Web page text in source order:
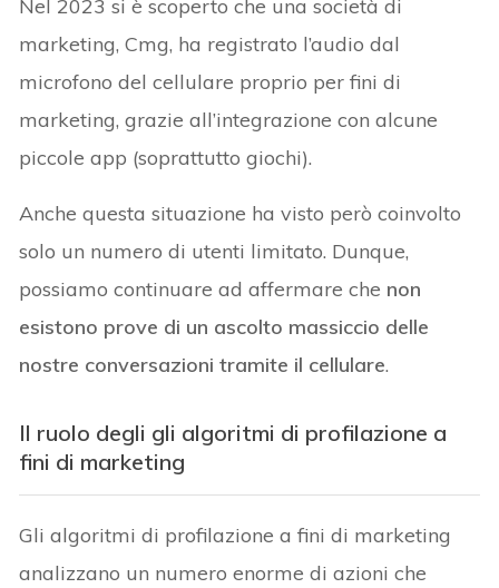
Nel 2023 si è scoperto che una società di
marketing, Cmg, ha registrato l’audio dal
microfono del cellulare proprio per fini di
marketing, grazie all’integrazione con alcune
piccole app (soprattutto giochi).
Anche questa situazione ha visto però coinvolto
solo un numero di utenti limitato. Dunque,
possiamo continuare ad affermare che non
esistono prove di un ascolto massiccio delle
nostre conversazioni tramite il cellulare.
Il ruolo degli gli algoritmi di profilazione a
fini di marketing
Gli algoritmi di profilazione a fini di marketing
analizzano un numero enorme di azioni che